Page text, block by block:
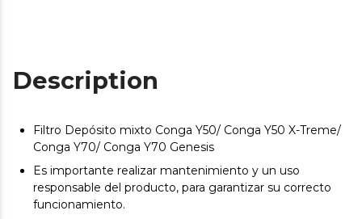
Description
Filtro Depósito mixto Conga Y50/ Conga Y50 X-Treme/
Conga Y70/ Conga Y70 Genesis
Es importante realizar mantenimiento y un uso
responsable del producto, para garantizar su correcto
funcionamiento.